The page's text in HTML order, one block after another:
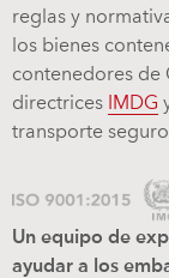
reglas y
los bienes
contenedores de
directrices
IMDG
transporte
Un equipo de
ayudar a los